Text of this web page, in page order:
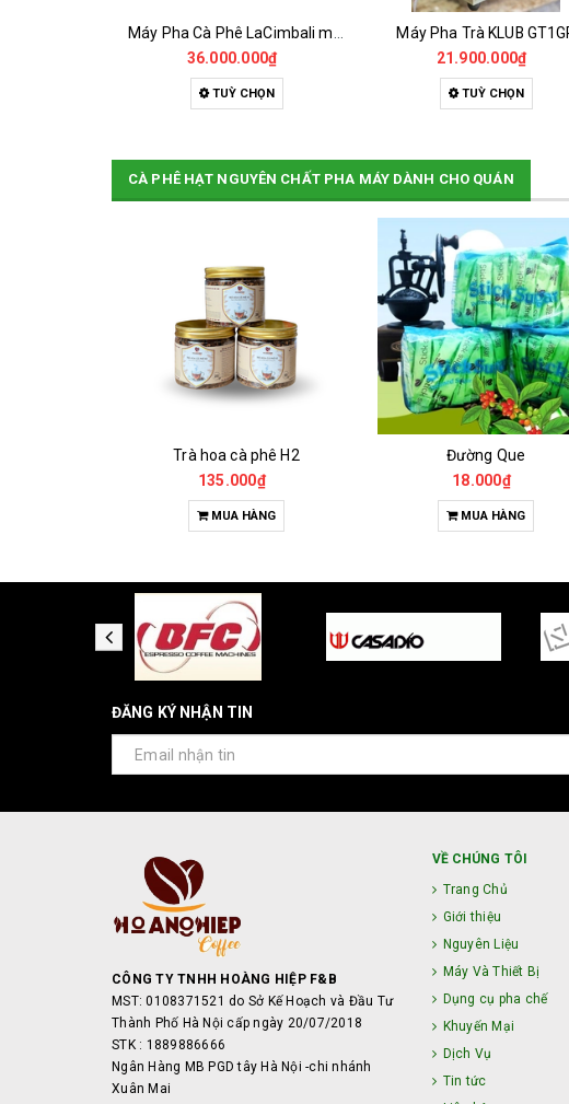
36.000.000₫
TUỲ CHỌN
Máy Pha Trà KLUB
21.900.000₫
TUỲ CHỌN
CÀ PHÊ HẠT NGUYÊN CHẤT PHA MÁY DÀNH CHO QUÁN
Trà hoa cà phê H2
135.000₫
MUA HÀNG
Đường Que
18.000₫
MUA HÀNG
ĐĂNG KÝ NHẬN TIN
CÔNG TY TNHH HOÀNG HIỆP F&B
MST: 0108371521 do Sở Kế Hoạch và Đầu Tư
Thành Phố Hà Nội cấp ngày 20/07/2018
STK : 1889886666
Ngân Hàng MB PGD tây Hà Nội -chi nhánh
Xuân Mai
VỀ CHÚNG TÔI
Trang Chủ
Giới thiệu
Nguyên Liệu
Máy Và Thiết Bị
Dụng cụ pha chế
Khuyến Mại
Dịch Vụ
Tin tức